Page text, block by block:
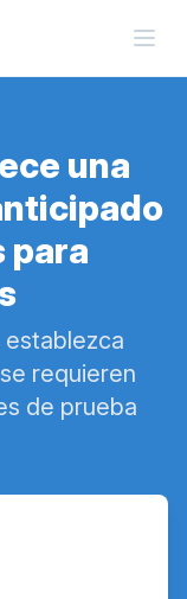
una
para
establezca
requieren
de prueba